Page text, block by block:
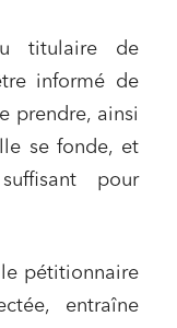
titulaire de
informé de
prendre, ainsi
se fonde, et
pour
le pétitionnaire
entraîne